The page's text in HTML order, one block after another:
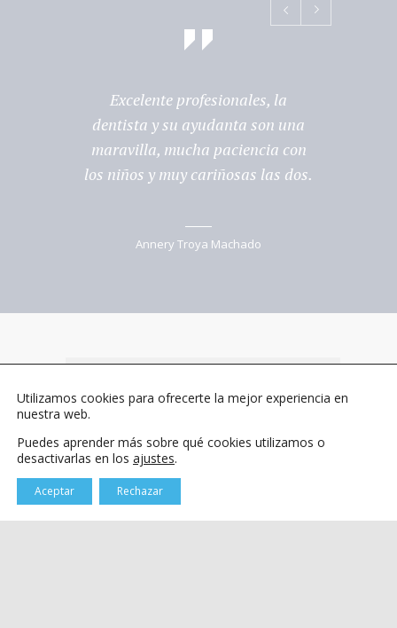
Excelente profesionales, la
dentista y su ayudanta son una
maravilla, mucha paciencia con
los niños y muy cariñosas las dos.
Annery Troya Machado
Llámenos al 982 811 611
Atención Personalizada
Clínica dental para niños y adultos
Utilizamos cookies para ofrecerte la mejor experiencia en
nuestra web.
Puedes aprender más sobre qué cookies utilizamos o
desactivarlas en los ajustes.
Aceptar Rechazar